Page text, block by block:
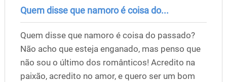
Quem disse que namoro é coisa do...
Quem disse que namoro é coisa do passado?
Não acho que esteja enganado, mas penso que
não sou o último dos românticos! Acredito na
paixão, acredito no amor, e quero ser um bom